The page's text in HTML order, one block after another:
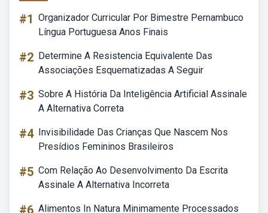
#1 Organizador Curricular Por Bimestre Pernambuco
Língua Portuguesa Anos Finais
#2 Determine A Resistencia Equivalente Das
Associações Esquematizadas A Seguir
#3 Sobre A História Da Inteligência Artificial Assinale
A Alternativa Correta
#4 Invisibilidade Das Crianças Que Nascem Nos
Presídios Femininos Brasileiros
#5 Com Relação Ao Desenvolvimento Da Escrita
Assinale A Alternativa Incorreta
#6 Alimentos In Natura Minimamente Processados